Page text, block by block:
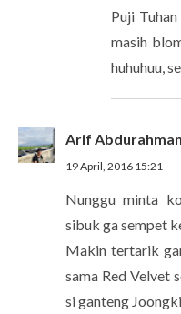
Puji
masih
huhuhuu,
Arif Abdurahman
19 April, 2016 15:21
Nunggu minta
sibuk ga sempet
Makin tertarik
sama Red Velvet
si ganteng